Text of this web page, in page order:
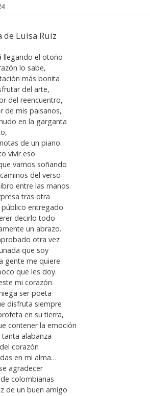
de Luisa Ruiz
llegando el otoño
lo sabe,
más bonita
del arte,
del reencuentro,
de mis paisanos,
en la garganta
de un piano.
vivir eso
vamos soñando
del verso
entre las manos.
tras otra
público entregado
decirlo todo
un abrazo.
otra vez
que soy
gente me quiere
que les doy.
mi corazón
ser poeta
disfruta siempre
en su tierra,
contener la emoción
alabanza
corazón
en mi alma…
agradecer
colombianas
de un buen amigo